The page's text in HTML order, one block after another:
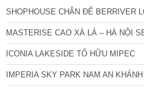
SHOPHOUSE CHÂN ĐẾ BERRIVER
MASTERISE CAO XÀ LÁ – HÀ NỘI
ICONIA LAKESIDE TỐ HỮU MIPEC
IMPERIA SKY PARK NAM AN KHÁNH